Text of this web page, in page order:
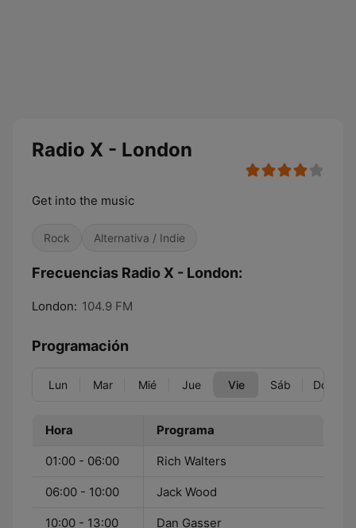
Radio X - London
Get into the music
Rock Alternativa / Indie
Frecuencias Radio X - London:
London: 104.9 FM
Programación
Lun Mar Mié Jue Vie Sáb Dom
Hora Programa
01:00 - 06:00 Rich Walters
06:00 - 10:00 Jack Wood
10:00 - 13:00 Dan Gasser